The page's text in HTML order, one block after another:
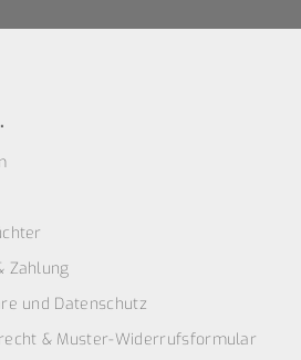
Zahlung
und Datenschutz
& Muster-Widerrufsformular